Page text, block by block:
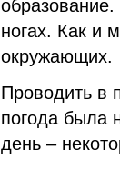
ногах. Как и
окружающих.
Проводить в
погода была
день –